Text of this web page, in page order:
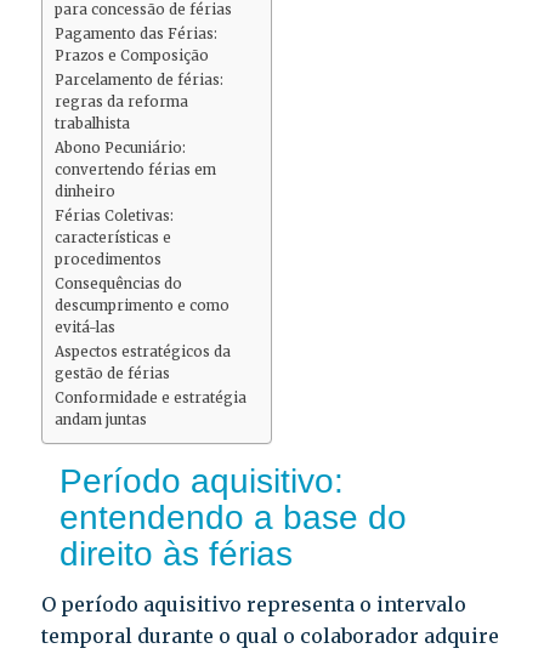
para concessão de férias
Pagamento das Férias:
Prazos e Composição
Parcelamento de férias:
regras da reforma
trabalhista
Abono Pecuniário:
convertendo férias em
dinheiro
Férias Coletivas:
características e
procedimentos
Consequências do
descumprimento e como
evitá-las
Aspectos estratégicos da
gestão de férias
Conformidade e estratégia
andam juntas
Período aquisitivo:
entendendo a base do
direito às férias
O período aquisitivo representa o intervalo
temporal durante o qual o colaborador adquire